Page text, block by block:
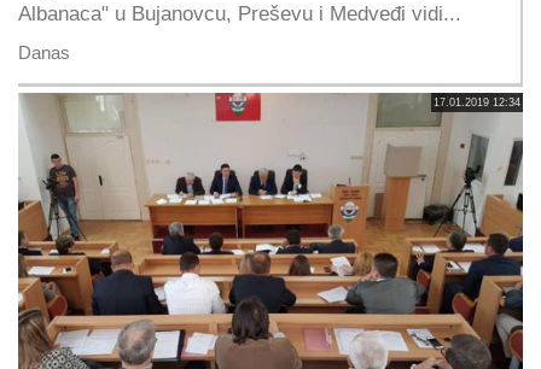
Albanaca" u Bujanovcu, Preševu i Medveđi vidi...
Danas
17.01.2019 12:34